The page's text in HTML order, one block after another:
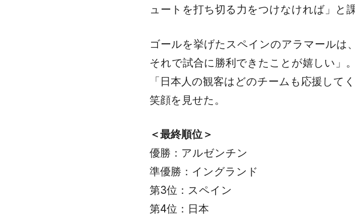
ュートを打ち切る力をつけなければ」と
ゴールを挙げたスペインのアラマールは
それで試合に勝利できたことが嬉しい」
「日本人の観客はどのチームも応援して
笑顔を見せた。
＜最終順位＞
優勝：アルゼンチン
準優勝：イングランド
第3位：スペイン
第4位：日本